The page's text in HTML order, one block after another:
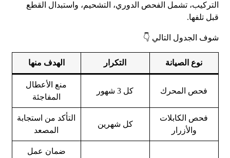
التركيب، تشمل الفحص الدوري، التشحيم، واستبدال القطع
قبل تلفها.
شوف الجدول التالي 👇
نوع الصيانة التكرار الهدف منها
فحص المحرك كل 3 شهور
منع الأعطال
المفاجئة
فحص الكابلات
والأزرار
كل شهرين
التأكد من استجابة
المصعد
ضمان عمل